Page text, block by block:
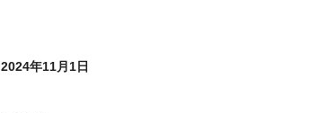
2024年11月1日